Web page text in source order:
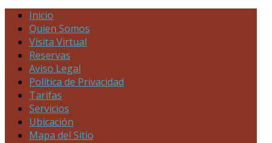
Inicio
Quien Somos
Visita Virtual
Reservas
Aviso Legal
Política de Privacidad
Tarifas
Servicios
Ubicación
Mapa del Sitio